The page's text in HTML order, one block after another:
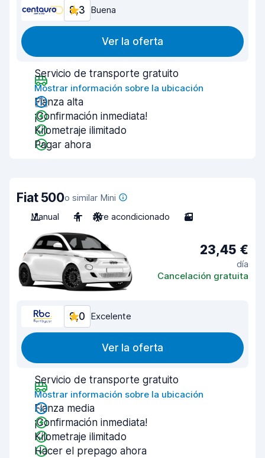
8,3 Buena
Ver la oferta
Servicio de transporte gratuito
Mostrar información sobre la ubicación
Fianza alta
¡Confirmación inmediata!
Kilometraje ilimitado
Pagar ahora
Fiat 500o similar Mini
Manual
4 Aire acondicionado 3
23,45 €
día
Cancelación gratuita
9,0 Excelente
Ver la oferta
Servicio de transporte gratuito
Mostrar información sobre la ubicación
Fianza media
¡Confirmación inmediata!
Kilometraje ilimitado
Hacer el prepago ahora